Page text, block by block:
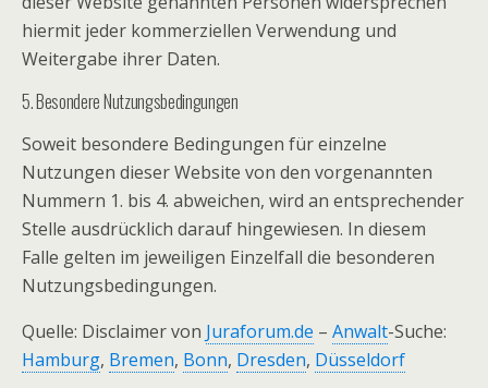
hiermit jeder kommerziellen Verwendung und
Weitergabe ihrer Daten.
5. Besondere Nutzungsbedingungen
Soweit besondere Bedingungen für einzelne
Nutzungen dieser Website von den vorgenannten
Nummern 1. bis 4. abweichen, wird an entsprechender
Stelle ausdrücklich darauf hingewiesen. In diesem
Falle gelten im jeweiligen Einzelfall die besonderen
Nutzungsbedingungen.
Quelle: Disclaimer von Juraforum.de – Anwalt-Suche:
Hamburg, Bremen, Bonn, Dresden, Düsseldorf